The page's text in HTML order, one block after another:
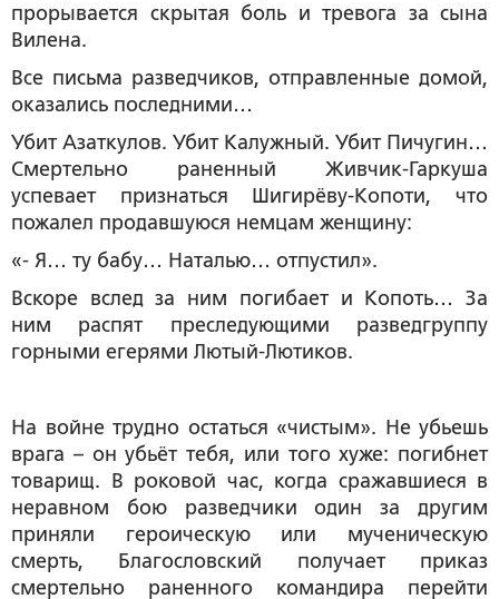
прорывается скрытая боль и тревога за сына
Вилена.
Все письма разведчиков, отправленные домой,
оказались последними…
Убит Азаткулов. Убит Калужный. Убит Пичугин…
Смертельно раненный Живчик-Гаркуша
успевает признаться Шигирёву-Копоти, что
пожалел продавшуюся немцам женщину:
«- Я… ту бабу… Наталью… отпустил».
Вскоре вслед за ним погибает и Копоть… За
ним распят преследующими разведгруппу
горными егерями Лютый-Лютиков.
На войне трудно остаться «чистым». Не убьешь
врага – он убьёт тебя, или того хуже: погибнет
товарищ. В роковой час, когда сражавшиеся в
неравном бою разведчики один за другим
приняли героическую или мученическую
смерть, Благословский получает приказ
смертельно раненного командира перейти